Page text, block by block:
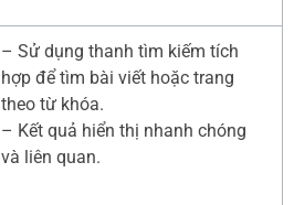
– Sử dụng thanh tìm kiếm tích
hợp để tìm bài viết hoặc trang
theo từ khóa.
– Kết quả hiển thị nhanh chóng
và liên quan.